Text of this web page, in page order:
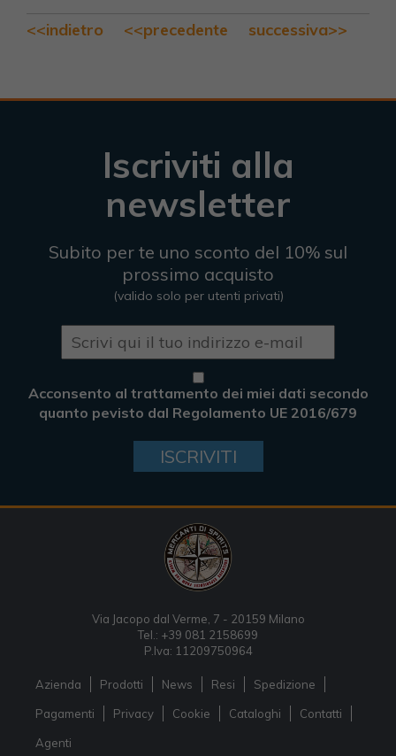
<<indietro <<precedente successiva>>
Iscriviti alla
newsletter
Subito per te uno sconto del 10% sul
prossimo acquisto
(valido solo per utenti privati)
Acconsento al trattamento dei miei dati secondo
quanto pevisto dal Regolamento UE 2016/679
ISCRIVITI
Via Jacopo dal Verme, 7 - 20159 Milano
Tel.: +39 081 2158699
P.Iva: 11209750964
Azienda Prodotti News Resi Spedizione
Pagamenti Privacy Cookie Cataloghi Contatti
Agenti